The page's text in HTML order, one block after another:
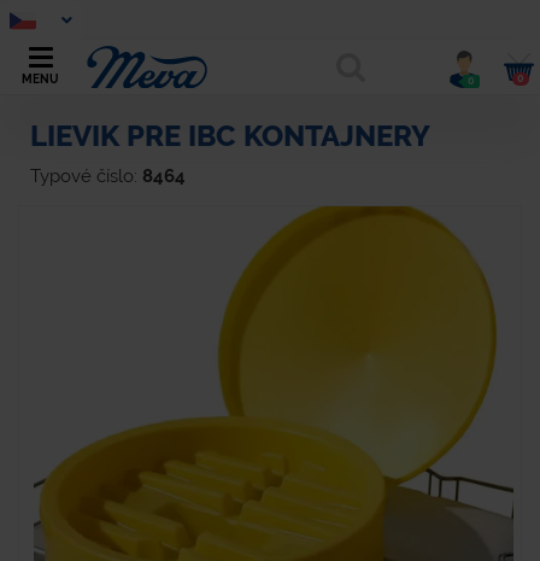
MENU 0 0
LIEVIK PRE IBC KONTAJNERY
Typové číslo: 8464